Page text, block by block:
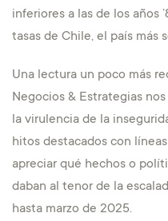
inferiores a las de los años
tasas de Chile, el país más
Una lectura un poco más
Negocios & Estrategias
la virulencia de la
hitos destacados con
apreciar qué hechos o
daban al tenor de la
hasta marzo de 2025.